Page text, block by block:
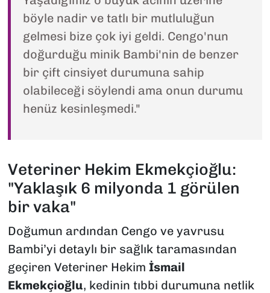
böyle nadir ve tatlı bir mutluluğun
gelmesi bize çok iyi geldi. Cengo'nun
doğurduğu minik Bambi'nin de benzer
bir çift cinsiyet durumuna sahip
olabileceği söylendi ama onun durumu
henüz kesinleşmedi."
Veteriner Hekim Ekmekçioğlu:
"Yaklaşık 6 milyonda 1 görülen
bir vaka"
Doğumun ardından Cengo ve yavrusu
Bambi’yi detaylı bir sağlık taramasından
geçiren Veteriner Hekim İsmail
Ekmekçioğlu, kedinin tıbbi durumuna netlik